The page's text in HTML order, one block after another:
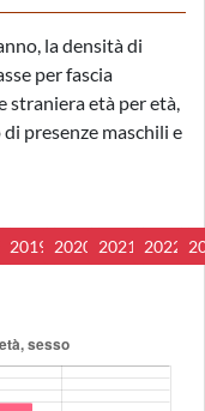
la densità di
per fascia
straniera età per età,
presenze maschili e
2019 2020 2021 2022